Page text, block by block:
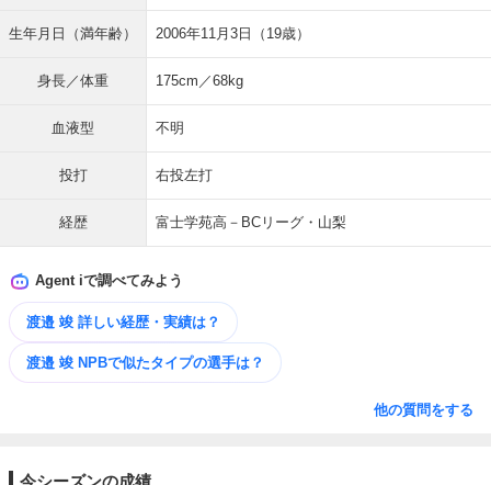
生年月日（満年齢） 2006年11月3日（19歳）
身長／体重 175cm／68kg
血液型 不明
投打 右投左打
経歴 富士学苑高－BCリーグ・山梨
Agent iで調べてみよう
渡邉 竣 詳しい経歴・実績は？
渡邉 竣 NPBで似たタイプの選手は？
他の質問をする
今シーズンの成績